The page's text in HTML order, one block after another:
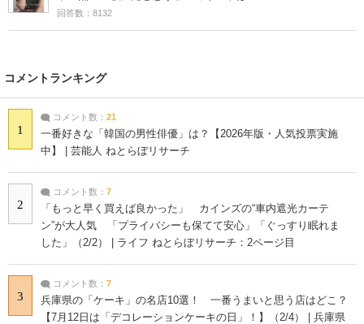
回答数：8132
コメントランキング
1
コメント数： 21
一番好きな「韓国の男性俳優」は？【2026年版・人気投票実施
中】 | 芸能人 ねとらぼリサーチ
2
コメント数： 7
「もっと早く買えば良かった」 カインズの“車内遮光カーテ
ン”が大人気 「プライバシーも保てて安心」「ぐっすり眠れま
した」（2/2） | ライフ ねとらぼリサーチ：2ページ目
3
コメント数： 7
兵庫県の「ケーキ」の名店10選！ 一番うまいと思う店はどこ？
【7月12日は「デコレーションケーキの日」！】（2/4） | 兵庫県